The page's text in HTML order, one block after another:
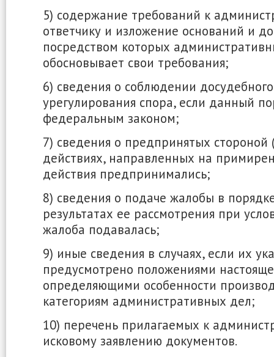
5) содержание требований к
ответчику и изложение оснований и
посредством которых
обосновывает свои требования;
6) сведения о соблюдении
урегулирования спора, если данный
федеральным законом;
7) сведения о предпринятых стороной
действиях, направленных на
действия предпринимались;
8) сведения о подаче жалобы в
результатах ее рассмотрения при
жалоба подавалась;
9) иные сведения в случаях, если их
предусмотрено положениями
определяющими особенности
категориям административных дел;
10) перечень прилагаемых к
исковому заявлению документов.